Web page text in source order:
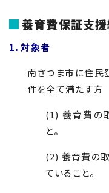
養育費保証支
1．対象者
南さつま市に住民
件を全て満たす方
(1) 養育費の
と。
(2) 養育費の
ていること。